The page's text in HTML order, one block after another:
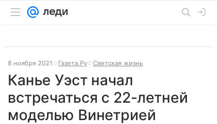
8 ноября 2021 Газета.Ру Светская жизнь
Канье Уэст начал
встречаться с 22-летней
моделью Винетрией